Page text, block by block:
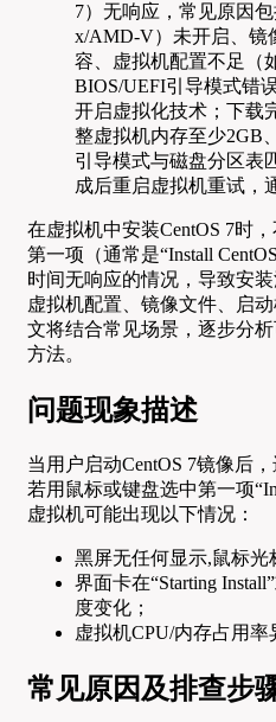
7）无响应，常见原因
x/AMD-V）未开启、镜
容、虚拟机配置不足（
BIOS/UEFI引导模式错
开启虚拟化技术；下载
整虚拟机内存至少2GB
引导模式与磁盘分区表
成后重启虚拟机重试，
在虚拟机中安装CentOS 7时
第一项（通常是“Install
时间无响应的情况，导致安
虚拟机配置、镜像文件、启
文将结合常见场景，逐步分
方法。
问题现象描述
当用户启动CentOS 7镜像后
若用鼠标或键盘选中第一项
虚拟机可能出现以下情况：
黑屏无任何显示,鼠标光
界面卡在“Starting
度变化；
虚拟机CPU/内存占用率
常见原因及排查步